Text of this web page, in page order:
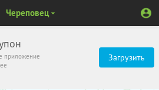
приложение
Загрузить
Череповец